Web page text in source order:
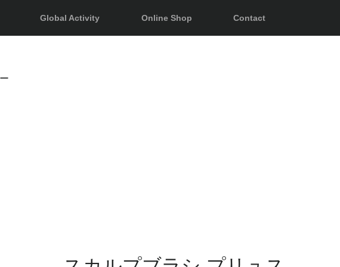
Global Activity Online Shop Contact